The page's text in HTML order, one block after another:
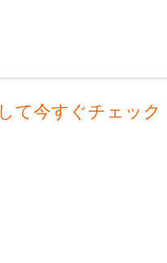
て今すぐチェック